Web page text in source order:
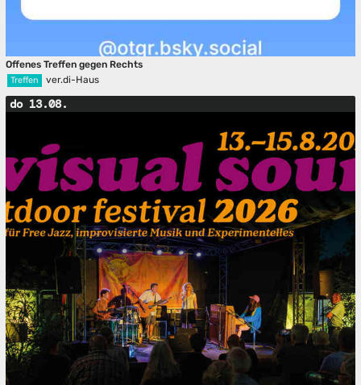
Offenes Treffen gegen Rechts
Treffen ver.di-Haus
do 13.08.